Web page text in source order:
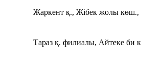
Жаркент қ., Жібек жолы көш.,
Тараз қ. филиалы, Айтеке би